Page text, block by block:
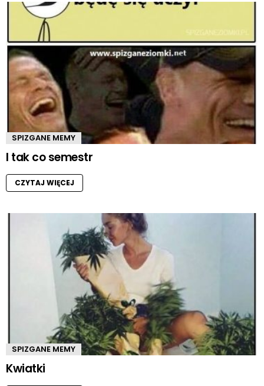
SPIZGANE MEMY
I tak co semestr
CZYTAJ WIĘCEJ
SPIZGANE MEMY
Kwiatki